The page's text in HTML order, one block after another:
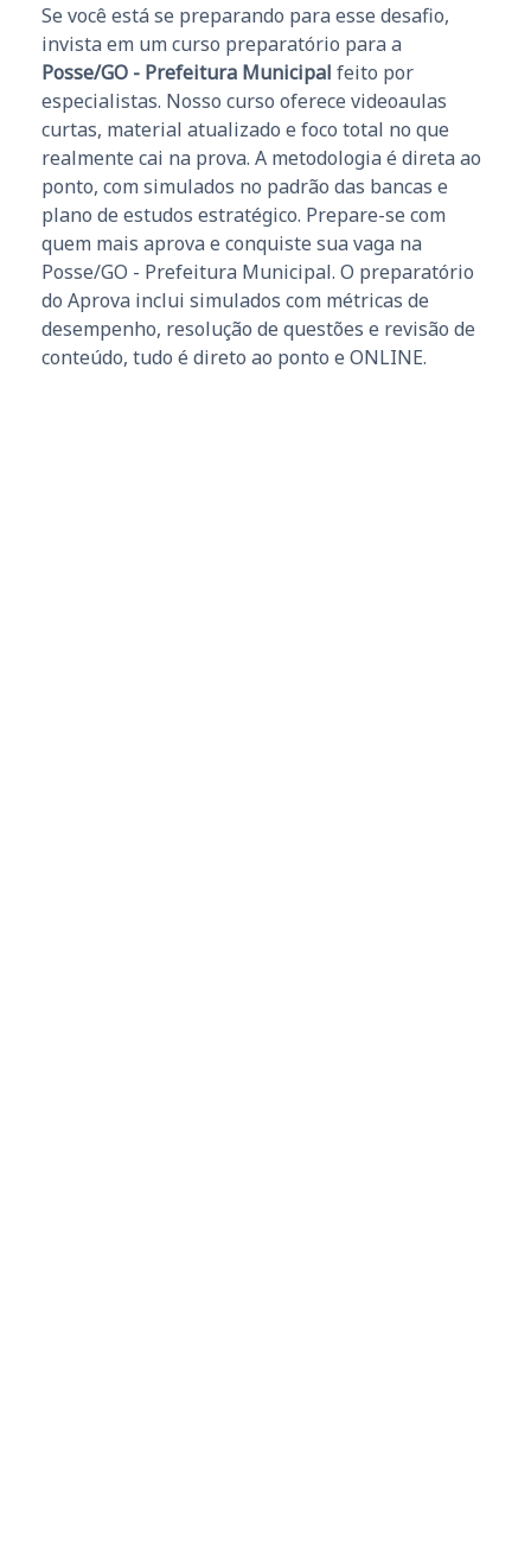
Se você está se preparando para esse desafio,
invista em um curso preparatório para a
Posse/GO - Prefeitura Municipal feito por
especialistas. Nosso curso oferece videoaulas
curtas, material atualizado e foco total no que
realmente cai na prova. A metodologia é direta ao
ponto, com simulados no padrão das bancas e
plano de estudos estratégico. Prepare-se com
quem mais aprova e conquiste sua vaga na
Posse/GO - Prefeitura Municipal. O preparatório
do Aprova inclui simulados com métricas de
desempenho, resolução de questões e revisão de
conteúdo, tudo é direto ao ponto e ONLINE.